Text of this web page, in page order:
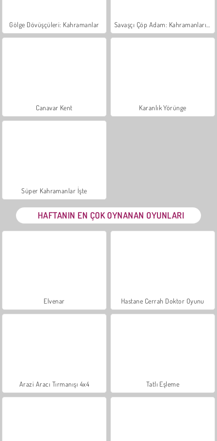
Gölge Dövüşçüleri: Kahramanlar
Canavar Kent Karanlık Yörünge
Süper Kahramanlar İşte
HAFTANIN EN ÇOK OYNANAN OYUNLARI
Elvenar Hastane Cerrah Doktor Oyunu
Arazi Aracı Tırmanışı 4x4 Tatlı Eşleme